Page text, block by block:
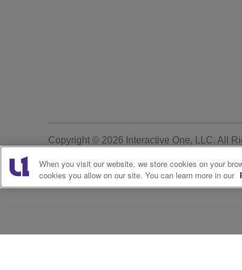
Copyright © 2026 Interactive One, LLC. All
When you visit our website, we store cookies on your
cookies you allow on our site. You can learn more in our